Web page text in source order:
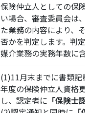
保険仲立人としての保険
い場合、審査委員会は、
た業務の内容により、そ
否かを判定します。判定
媒介業務の実務年数に含
(1)11月末までに書類記
年度の保険仲立人資格更
し、認定者に 「保険士